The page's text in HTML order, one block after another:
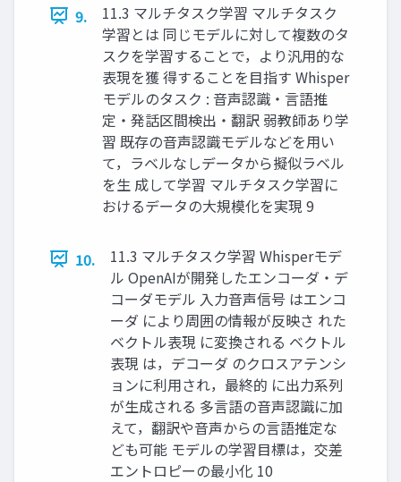
9.
11.3 マルチタスク学習 マルチタスク
学習とは 同じモデルに対して複数のタ
スクを学習することで，より汎用的な
表現を獲 得することを目指す Whisper
モデルのタスク : 音声認識・言語推
定・発話区間検出・翻訳 弱教師あり学
習 既存の音声認識モデルなどを用い
て，ラベルなしデータから擬似ラベル
を生 成して学習 マルチタスク学習に
おけるデータの大規模化を実現 9
10.
11.3 マルチタスク学習 Whisperモデ
ル OpenAIが開発したエンコーダ・デ
コーダモデル 入力音声信号 はエンコ
ーダ により周囲の情報が反映さ れた
ベクトル表現 に変換される ベクトル
表現 は，デコーダ のクロスアテンシ
ョンに利用され，最終的 に出力系列
が生成される 多言語の音声認識に加
えて，翻訳や音声からの言語推定な
ども可能 モデルの学習目標は，交差
エントロピーの最小化 10